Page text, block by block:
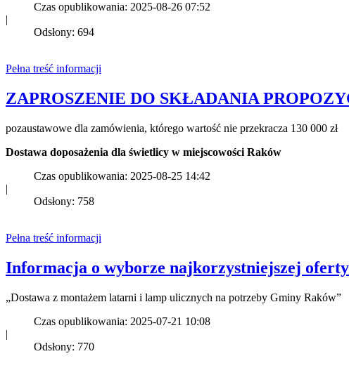
Czas opublikowania: 2025-08-26 07:52
|
Odsłony: 694
Pełna treść informacji
ZAPROSZENIE DO SKŁADANIA
pozaustawowe dla zamówienia, którego wartość nie przekracza 130 000 zł
Dostawa doposażenia dla świetlicy w miejscowości Raków
Czas opublikowania: 2025-08-25 14:42
|
Odsłony: 758
Pełna treść informacji
Informacja o wyborze najkorzystniejszej oferty
„Dostawa z montażem latarni i lamp ulicznych na potrzeby Gminy Raków”
Czas opublikowania: 2025-07-21 10:08
|
Odsłony: 770